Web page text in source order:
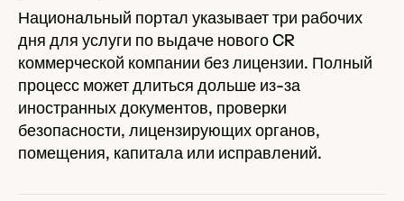
Национальный портал указывает три рабочих
дня для услуги по выдаче нового CR
коммерческой компании без лицензии. Полный
процесс может длиться дольше из-за
иностранных документов, проверки
безопасности, лицензирующих органов,
помещения, капитала или исправлений.